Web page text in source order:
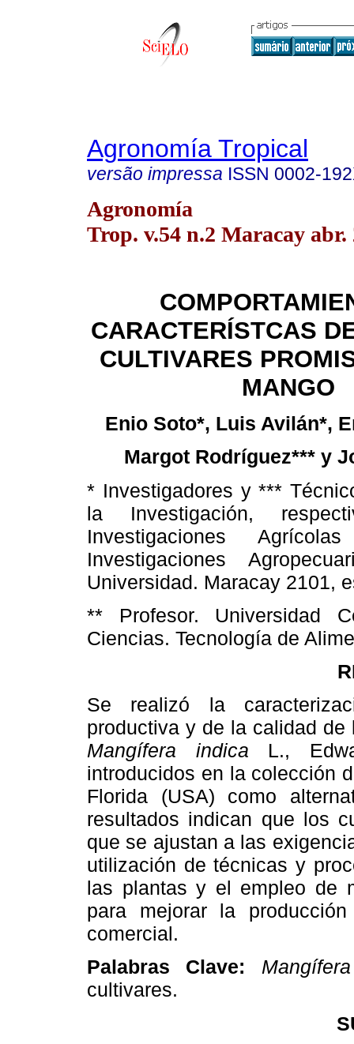
Agronomía Tropical
versão impressa ISSN 0002-
Agronomía
Trop. v.54 n.2 Maracay abr.
CARACTERÍSTCAS
CULTIVARES
MANGO
Enio Soto*, Luis Avilán*,
Margot Rodríguez*** y
* Investigadores y ***
la Investigación,
Investigaciones
Investigaciones
Universidad. Maracay 2101,
** Profesor. Universidad
Ciencias. Tecnología de
Se realizó la
productiva y de la calidad
Mangífera indica L.,
introducidos en la colección
Florida (USA) como
resultados indican que los
que se ajustan a las
utilización de técnicas y
las plantas y el empleo de
para mejorar la
comercial.
Palabras Clave:
cultivares.